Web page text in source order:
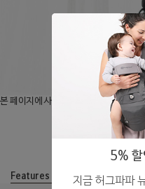
본 페이지에 사용된 제품 이미지는 실제
Features
5% 할
지금 허그파파